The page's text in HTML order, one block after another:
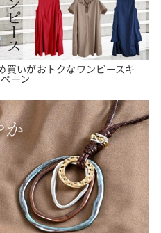
買いがおトクなワンピースキ
ーン